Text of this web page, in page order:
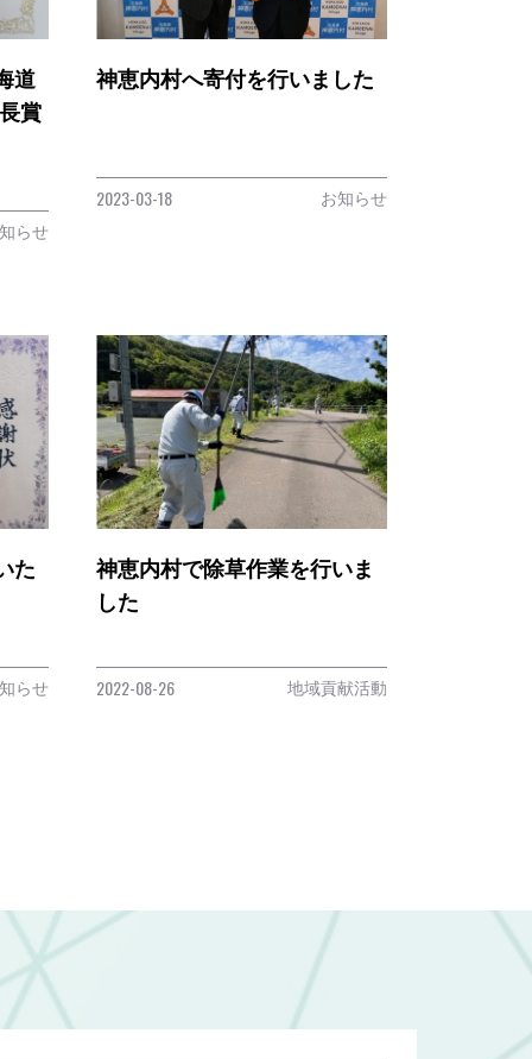
道
賞
らせ
神恵内村へ寄付を行いました
2023-03-18 お知らせ
た
らせ
神恵内村で除草作業を行いま
した
2022-08-26 地域貢献活動